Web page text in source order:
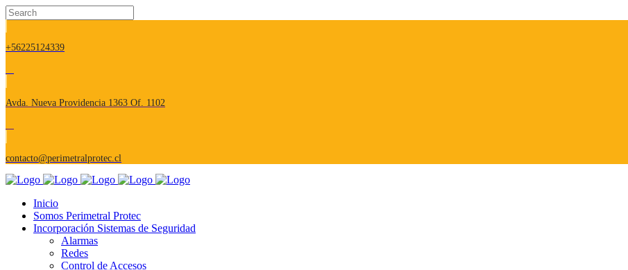
+56225124339
Avda. Nueva Providencia 1363 Of. 1102
contacto@perimetralprotec.cl
Inicio
Somos Perimetral Protec
Incorporación Sistemas de Seguridad
Alarmas
Redes
Control de Accesos